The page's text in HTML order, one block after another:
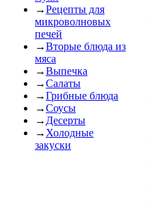
→Рецепты для
микроволновых
печей
→Вторые блюда из
мяса
→Выпечка
→Салаты
→Грибные блюда
→Соусы
→ Десерты
→ Холодные
закуски